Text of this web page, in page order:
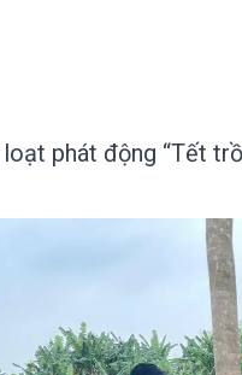
phát động “Tết